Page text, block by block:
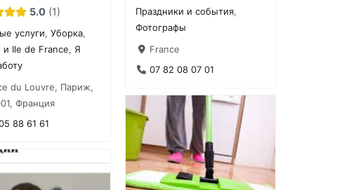
5.0 1
услуги,Уборка,
Ile de France, Я
du Louvre, Париж,
Франция
88 61 61
Праздники и события,
Фотографы
France
07 82 08 07 01